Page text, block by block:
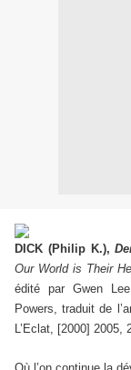
DICK (Philip K.),
Our World is Their
édité par Gwen
Powers, traduit de
L’Eclat, [2000] 2005,